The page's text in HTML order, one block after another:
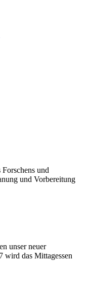
und
und Vorbereitung
unser neuer
wird das Mittagessen